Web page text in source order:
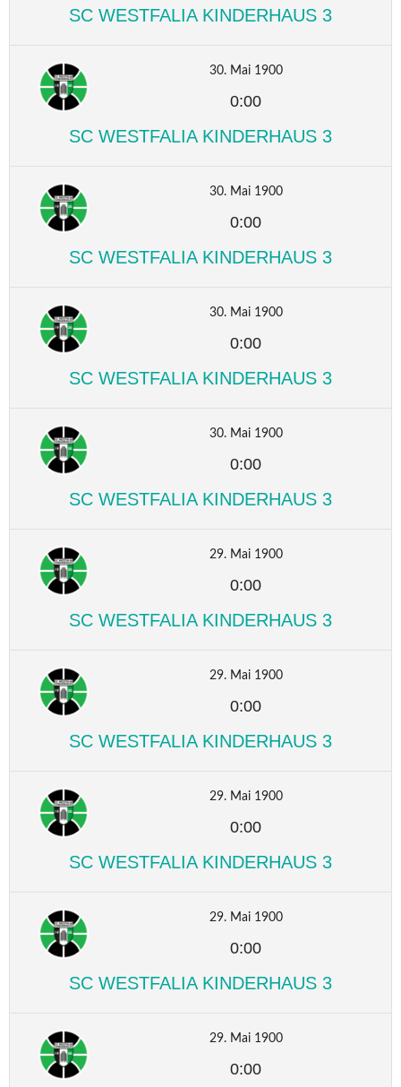
SC WESTFALIA KINDERHAUS 3
30. Mai 1900
0:00
SC WESTFALIA KINDERHAUS 3
30. Mai 1900
0:00
SC WESTFALIA KINDERHAUS 3
30. Mai 1900
0:00
SC WESTFALIA KINDERHAUS 3
30. Mai 1900
0:00
SC WESTFALIA KINDERHAUS 3
29. Mai 1900
0:00
SC WESTFALIA KINDERHAUS 3
29. Mai 1900
0:00
SC WESTFALIA KINDERHAUS 3
29. Mai 1900
0:00
SC WESTFALIA KINDERHAUS 3
29. Mai 1900
0:00
SC WESTFALIA KINDERHAUS 3
29. Mai 1900
0:00